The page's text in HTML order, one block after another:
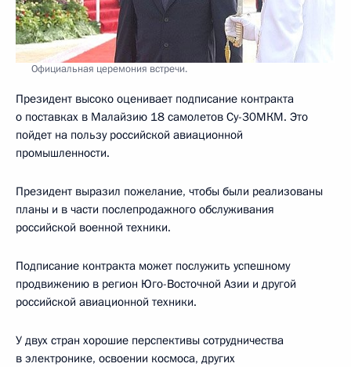
Официальная церемония встречи.
Президент высоко оценивает подписание контракта
о поставках в Малайзию 18 самолетов Су-30МКМ. Это
пойдет на пользу российской авиационной
промышленности.
Президент выразил пожелание, чтобы были реализованы
планы и в части послепродажного обслуживания
российской военной техники.
Подписание контракта может послужить успешному
продвижению в регион Юго-Восточной Азии и другой
российской авиационной техники.
У двух стран хорошие перспективы сотрудничества
в электронике, освоении космоса, других